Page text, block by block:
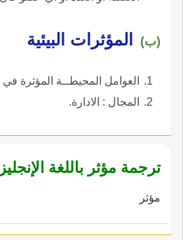
(ب) المؤثرات البيئية
العوامل المحيطــة المؤثرة
المجال : الادارة.
ترجمة مؤثر باللغة
مؤثر